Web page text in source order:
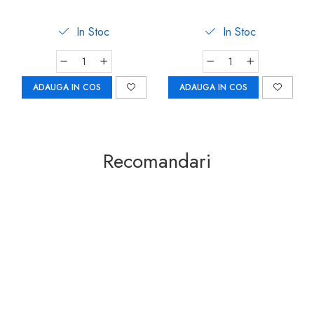
In Stoc
ADAUGA IN COS
In Stoc
ADAUGA IN COS
Recomandari